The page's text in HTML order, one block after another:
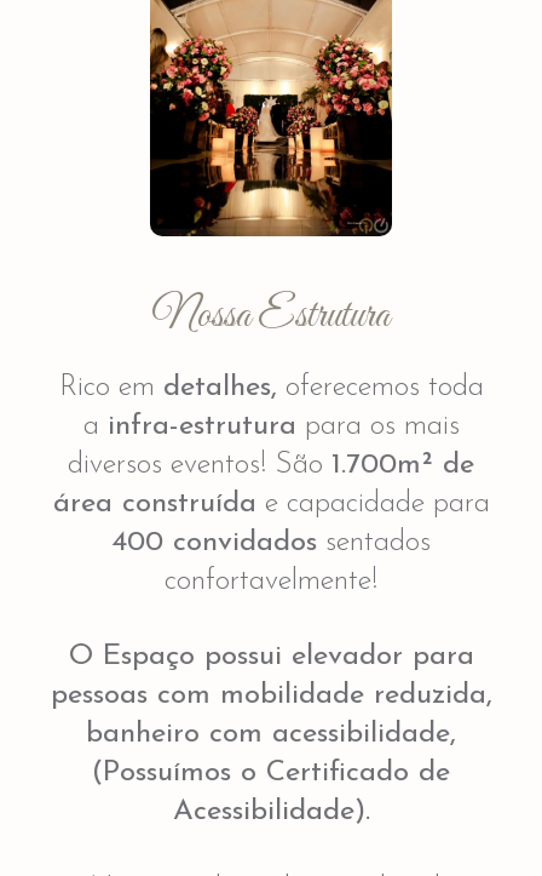
Nossa Estrutura
Rico em detalhes, oferecemos toda
a infra-estrutura para os mais
diversos eventos! São 1.700m² de
área construída e capacidade para
400 convidados sentados
confortavelmente!
O Espaço possui elevador para
pessoas com mobilidade reduzida,
banheiro com acessibilidade,
(Possuímos o Certificado de
Acessibilidade).